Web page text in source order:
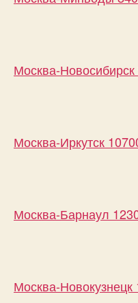
Москва-
Москва-Иркутск
Москва-Барнаул
Москва-Новокузнецк